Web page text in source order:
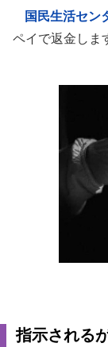
国民生活セン
ペイで返金しま
指示される